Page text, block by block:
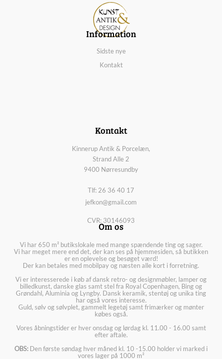
Information
Sidste nye
Kontakt
Kontakt
Kinnerup Antik & Porcelæn,
Strand Alle 2
9400 Nørresundby
Tlf: 26 36 40 17
jefkon@gmail.com
CVR: 30146093
Om os
Vi har 650 m² butikslokale med mange spændende ting og sager.
Vi har meget mere end det, der kan ses på hjemmesiden, så butikken
er en oplevelse og besøget værd!
Der kan betales med mobilpay og næsten alle kort i forretning.
Vi er interesserede i køb af dansk retro- og designmøbler, lamper og
billedkunst, danske glas samt stel fra Royal Copenhagen, Bing og
Grøndahl, Aluminia og Lyngby. Dansk keramik, stentøj og unika ting
har også vores interesse.
Guld, sølv og sølvplet, gammelt legetøj samt frimærker og mønter
købes også.
Vores åbningstider er hver onsdag og lørdag kl. 11.00 - 16.00 samt
efter aftale.
OBS: Den første søndag hver måned kl. 10 -15.00 holder vi marked i
vores lager på 1000 m²